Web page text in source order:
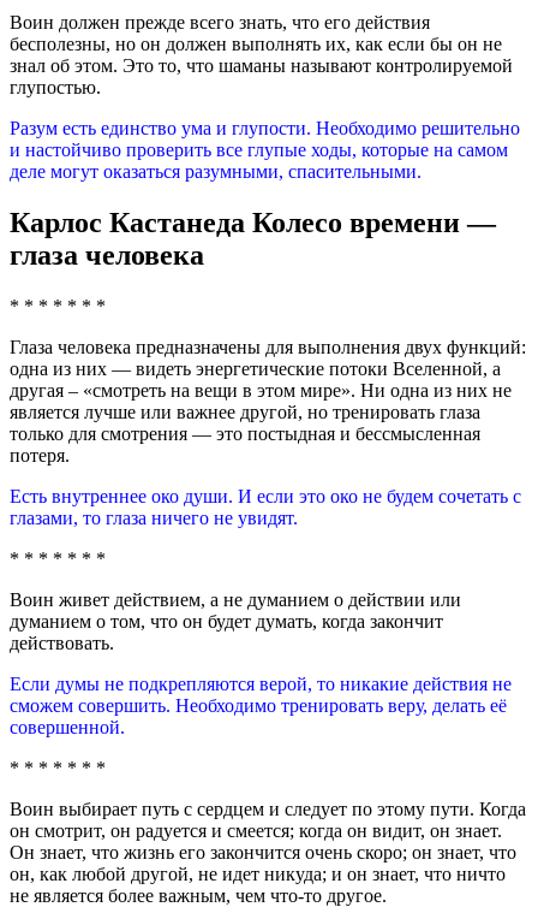
Воин должен прежде всего знать, что его действия
бесполезны, но он должен выполнять их, как если бы он не
знал об этом. Это то, что шаманы называют контролируемой
глупостью.
Разум есть единство ума и глупости. Необходимо решительно
и настойчиво проверить все глупые ходы, которые на самом
деле могут оказаться разумными, спасительными.
Карлос Кастанеда Колесо времени —
глаза человека
* * * * * * *
Глаза человека предназначены для выполнения двух функций:
одна из них — видеть энергетические потоки Вселенной, а
другая – «смотреть на вещи в этом мире». Ни одна из них не
является лучше или важнее другой, но тренировать глаза
только для смотрения — это постыдная и бессмысленная
потеря.
Есть внутреннее око души. И если это око не будем сочетать с
глазами, то глаза ничего не увидят.
* * * * * * *
Воин живет действием, а не думанием о действии или
думанием о том, что он будет думать, когда закончит
действовать.
Если думы не подкрепляются верой, то никакие действия не
сможем совершить. Необходимо тренировать веру, делать её
совершенной.
* * * * * * *
Воин выбирает путь с сердцем и следует по этому пути. Когда
он смотрит, он радуется и смеется; когда он видит, он знает.
Он знает, что жизнь его закончится очень скоро; он знает, что
он, как любой другой, не идет никуда; и он знает, что ничто
не является более важным, чем что-то другое.